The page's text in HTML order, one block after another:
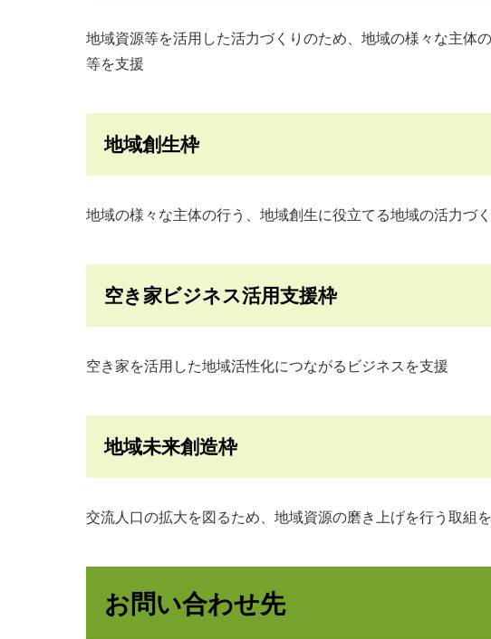
地域資源等を活用した活力づくりのため、地域の様々な主体
等を支援
地域創生枠
地域の様々な主体の行う、地域創生に役立てる地域の活力づ
空き家ビジネス活用支援枠
空き家を活用した地域活性化につながるビジネスを支援
地域未来創造枠
交流人口の拡大を図るため、地域資源の磨き上げを行う取組
お問い合わせ先